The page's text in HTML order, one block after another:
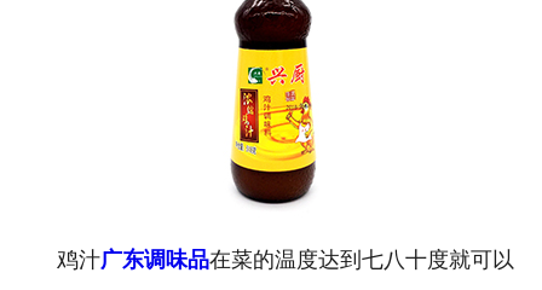
广东鸡蛋壳粉
广东新东方食品
广东食品代加工
鸡汁广东调味品在菜的温度达到七八十度就可以